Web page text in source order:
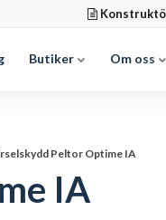
Butiker Om oss
Peltor Optime IA
IA